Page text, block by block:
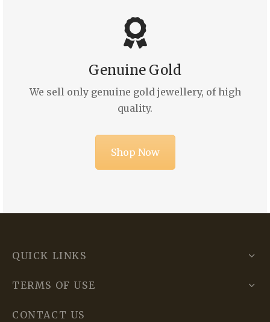
Genuine Gold
We sell only genuine gold jewellery, of high
quality.
Shop Now
QUICK LINKS
TERMS OF USE
CONTACT US